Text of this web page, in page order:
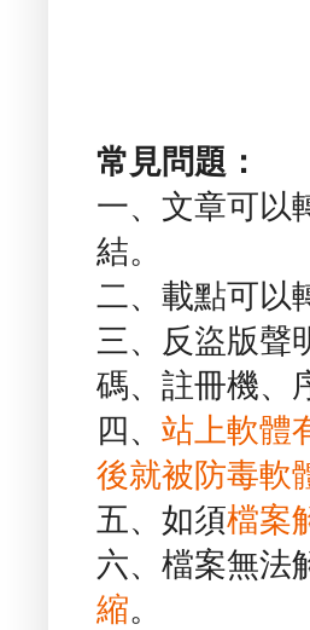
常見問題：
一、文章可以
結。
二、載點可以
三、反盜版聲
碼、註冊機、
四、 站上軟體
後就被防毒軟
五、如須檔案
六、檔案無法
縮。